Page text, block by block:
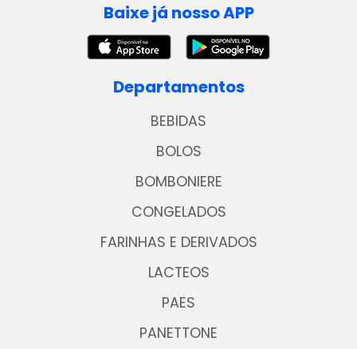
Baixe já nosso APP
Departamentos
BEBIDAS
BOLOS
BOMBONIERE
CONGELADOS
FARINHAS E DERIVADOS
LACTEOS
PAES
PANETTONE